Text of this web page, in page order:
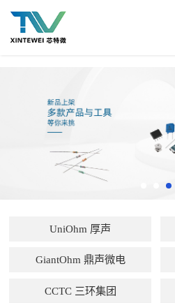
UniOhm 厚声
GiantOhm 鼎声微电
CCTC 三环集团